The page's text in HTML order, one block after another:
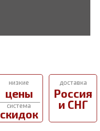
низкие
цены
система
скидок
доставка
Россия
и СНГ